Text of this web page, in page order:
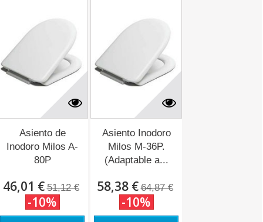
Asiento de
Inodoro Milos A-
80P
46,01 € 51,12 €
-10%
Asiento Inodoro
Milos M-36P.
(Adaptable a...
58,38 € 64,87 €
-10%